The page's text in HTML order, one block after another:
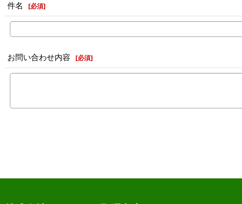
件名 [必須]
お問い合わせ内容 [必須]